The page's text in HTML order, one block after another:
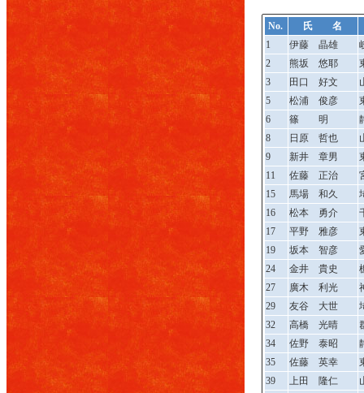
No.
氏 名
1
伊藤 晶雄
2
熊坂 悠耶
3
田口 好文
5
松浦 俊彦
6
篠 明
8
日原 哲也
9
新井 章男
11
佐藤 正治
15
馬場 和久
16
松本 勇介
17
平野 雅彦
19
坂本 智彦
24
金井 貴史
27
廣木 利光
29
友谷 大世
32
高橋 光晴
34
佐野 泰昭
35
佐藤 英幸
39
上田 隆仁